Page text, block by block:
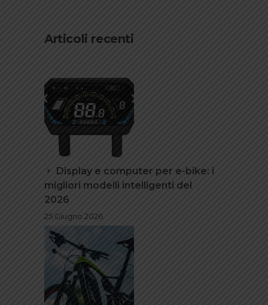
Articoli recenti
Display e computer per e-bike: i
migliori modelli intelligenti del
2026
25 Giugno 2026